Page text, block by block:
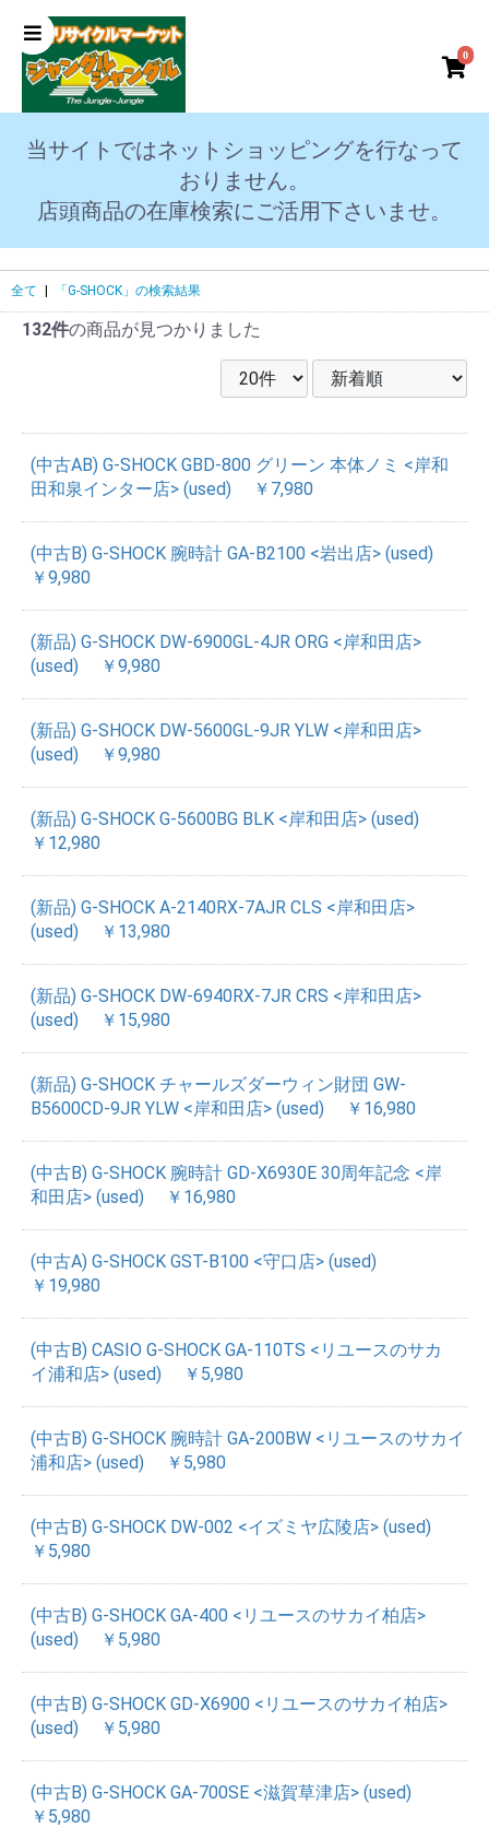
0
当サイトではネットショッピングを行なって
おりません。
店頭商品の在庫検索にご活用下さいませ。
全て | 「G-SHOCK」の検索結果
132件の商品が見つかりました
(中古AB) G-SHOCK GBD-800 グリーン 本体ノミ <岸和
田和泉インター店> (used)
￥7,980
(中古B) G-SHOCK 腕時計 GA-B2100 <岩出店> (used)
￥9,980
(新品) G-SHOCK DW-6900GL-4JR ORG <岸和田店>
(used)
￥9,980
(新品) G-SHOCK DW-5600GL-9JR YLW <岸和田店>
(used)
￥9,980
(新品) G-SHOCK G-5600BG BLK <岸和田店> (used)
￥12,980
(新品) G-SHOCK A-2140RX-7AJR CLS <岸和田店>
(used)
￥13,980
(新品) G-SHOCK DW-6940RX-7JR CRS <岸和田店>
(used)
￥15,980
(新品) G-SHOCK チャールズダーウィン財団 GW-
B5600CD-9JR YLW <岸和田店> (used)
￥16,980
(中古B) G-SHOCK 腕時計 GD-X6930E 30周年記念 <岸
和田店> (used)
￥16,980
(中古A) G-SHOCK GST-B100 <守口店> (used)
￥19,980
(中古B) CASIO G-SHOCK GA-110TS <リユースのサカ
イ浦和店> (used)
￥5,980
(中古B) G-SHOCK 腕時計 GA-200BW <リユースのサカイ
浦和店> (used)
￥5,980
(中古B) G-SHOCK DW-002 <イズミヤ広陵店> (used)
￥5,980
(中古B) G-SHOCK GA-400 <リユースのサカイ柏店>
(used)
￥5,980
(中古B) G-SHOCK GD-X6900 <リユースのサカイ柏店>
(used)
￥5,980
(中古B) G-SHOCK GA-700SE <滋賀草津店> (used)
￥5,980